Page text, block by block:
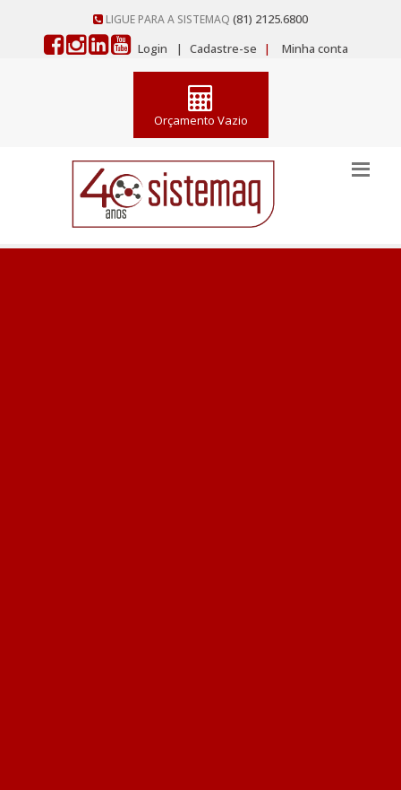
LIGUE PARA A SISTEMAQ (81) 2125.6800
Login
| Cadastre-se | Minha conta
Orçamento Vazio